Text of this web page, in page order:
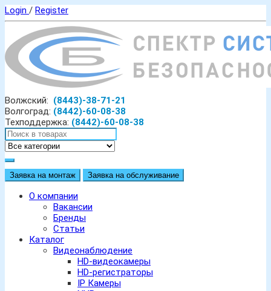
Login / Register
Волжский: (8443)-38-71-21
Волгоград: (8442)-60-08-38
Техподдержка: (8442)-60-08-38
Заявка на монтаж Заявка на обслуживание
О компании
Вакансии
Бренды
Статьи
Каталог
Видеонаблюдение
HD-видеокамеры
HD-регистраторы
IP Камеры